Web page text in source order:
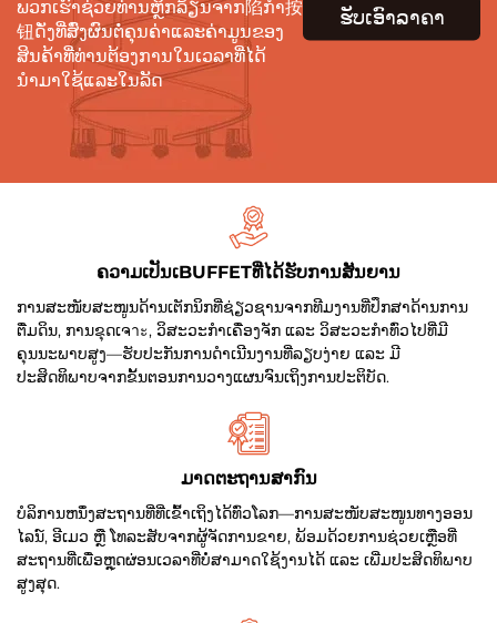
ພວກເຮົາຊ່ວຍທ່ານຫຼິກລ້ຽນຈາກ陷ກຳ按
钮ດັ່ງທີ່ສົ່ງຜົນຕໍ່ຄຸນຄ່າແລະຄ່າມູນຂອງ
ສິນຄ້າທີ່ທ່ານຕ້ອງການໃນເວລາທີ່ໄດ້
ນຳມາໃຊ້ແລະໃນລັດ
ຮັບເອົາລາຄາ
ຄວາມເປັນເBUFFETທີ່ໄດ້ຮັບການສັນຍານ
ການສະໜັບສະໜູນດ້ານເຕັກນິກທີ່ຊ່ຽວຊານຈາກທີມງານທີ່ປຶກສາດ້ານການ
ຕື່ມດິນ, ການຂຸດເຈาะ, ວິສະວະກຳເຄື່ອງຈັກ ແລະ ວິສະວະກຳທົ່ວໄປທີ່ມີ
ຄຸນນະພາບສູງ—ຮັບປະກັນການດຳເນີນງານທີ່ລຽບງ່າຍ ແລະ ມີ
ປະສິດທິພາບຈາກຂັ້ນຕອນການວາງແຜນຈົນເຖິງການປະຕິບັດ.
ມາດຕະຖານສາກົນ
ບໍລິການຫນຶ່ງສະຖານທີ່ທີ່ເຂົ້າເຖິງໄດ້ທົ່ວໂລກ—ການສະໜັບສະໜູນທາງອອນ
ໄລນ໌, ອີເມວ ຫຼື ໂທລະສັບຈາກຜູ້ຈັດການຂາຍ, ພ້ອມດ້ວຍການຊ່ວຍເຫຼືອທີ່
ສະຖານທີ່ເພື່ອຫຼຸດຜ່ອນເວລາທີ່ບໍ່ສາມາດໃຊ້ງານໄດ້ ແລະ ເພີ່ມປະສິດທິພາບ
ສູງສຸດ.